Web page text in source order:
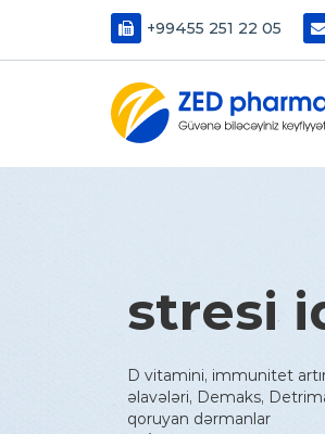
+99455 251 22 05
stresi
D vitamini, immunitet
əlavələri, Demaks,
qoruyan dərmanlar